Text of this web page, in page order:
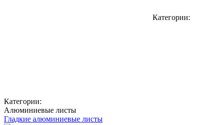
Категории:
Категории:
Алюминиевые листы
Гладкие алюминиевые листы